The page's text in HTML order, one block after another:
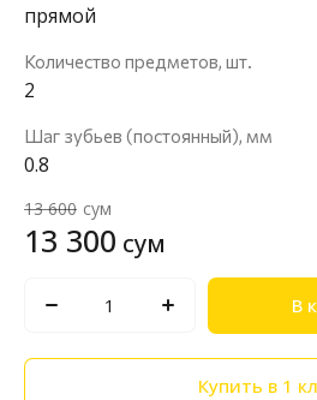
прямой
Количество предметов, шт.
2
Шаг зубьев (постоянный), мм
0.8
13 600 сум
13 300 сум
В
Купить в 1